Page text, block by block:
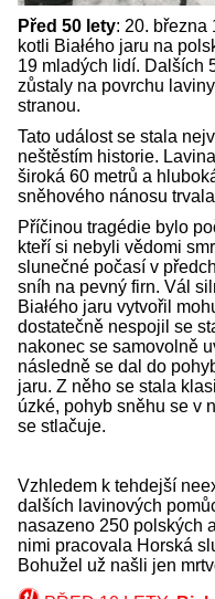
Před 50 lety: 20. března
kotli Białého jaru na
19 mladých lidí. Dalších
zůstaly na povrchu
stranou.
Tato událost se stala
neštěstím historie.
široká 60 metrů a
sněhového nánosu
Příčinou tragédie bylo
kteří si nebyli vědomi
slunečné počasí v
sníh na pevný firn. Vál
Białého jaru vytvořil
dostatečně nespojil se
nakonec se samovolně
následně se dal do
jaru. Z něho se stala
úzké, pohyb sněhu se v
se stlačuje.
Vzhledem k tehdejší
dalších lavinových
nasazeno 250 polských
nimi pracovala Horská
Bohužel už našli jen